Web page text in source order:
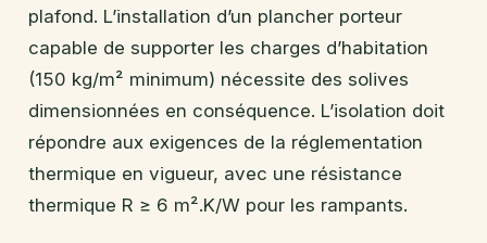
plafond. L’installation d’un plancher porteur
capable de supporter les charges d’habitation
(150 kg/m² minimum) nécessite des solives
dimensionnées en conséquence. L’isolation doit
répondre aux exigences de la réglementation
thermique en vigueur, avec une résistance
thermique R ≥ 6 m².K/W pour les rampants.